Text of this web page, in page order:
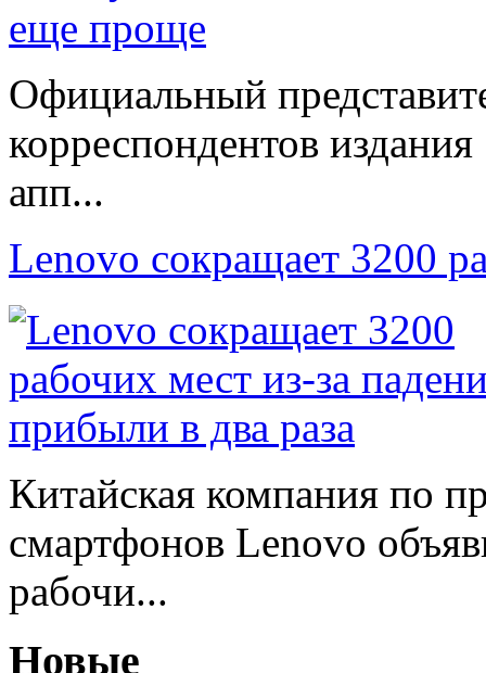
Официальный
корреспондентов
апп...
Lenovo сокращает 3200
Китайская компания по
смартфонов Lenovo
рабочи...
Новые